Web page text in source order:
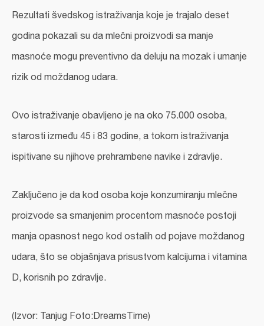
Rezultati švedskog istraživanja koje je trajalo deset
godina pokazali su da mlečni proizvodi sa manje
masnoće mogu preventivno da deluju na mozak i umanje
rizik od moždanog udara.
Ovo istraživanje obavljeno je na oko 75.000 osoba,
starosti između 45 i 83 godine, a tokom istraživanja
ispitivane su njihove prehrambene navike i zdravlje.
Zaključeno je da kod osoba koje konzumiranju mlečne
proizvode sa smanjenim procentom masnoće postoji
manja opasnost nego kod ostalih od pojave moždanog
udara, što se objašnjava prisustvom kalcijuma i vitamina
D, korisnih po zdravlje.
(Izvor: Tanjug Foto:DreamsTime)